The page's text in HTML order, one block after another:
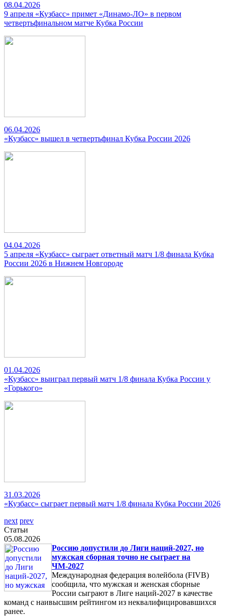
08.04.2026
9 апреля «Кузбасс» примет «Динамо-ЛО» в первом
четвертьфинальном матче Кубка России
06.04.2026
«Кузбасс» вышел в четвертьфинал Кубка России 2026
04.04.2026
5 апреля «Кузбасс» сыграет ответный матч 1/8 финала Кубка
России 2026 в Нижнем Новгороде
01.04.2026
«Кузбасс» выиграл первый матч 1/8 финала Кубка России у
«Горького»
31.03.2026
«Кузбасс» сыграет первый матч 1/8 финала Кубка России 2026
next prev
Статьи
05.08.2026
Россию допустили до Лиги наций-2027, но
мужская сборная точно не сыграет на
ЧМ-2027
Международная федерация волейбола (FIVB)
сообщила, что мужская и женская сборные
России сыграют в Лиге наций-2027 в качестве
команд с наивысшим рейтингом из неквалифицировавшихся
ранее.